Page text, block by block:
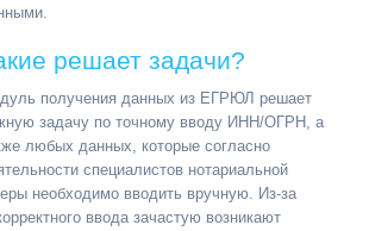
решает задачи?
получения данных из ЕГРЮЛ решает
задачу по точному вводу ИНН/ОГРН, а
любых данных, которые согласно
специалистов нотариальной
необходимо вводить вручную. Из-за
ввода зачастую возникают